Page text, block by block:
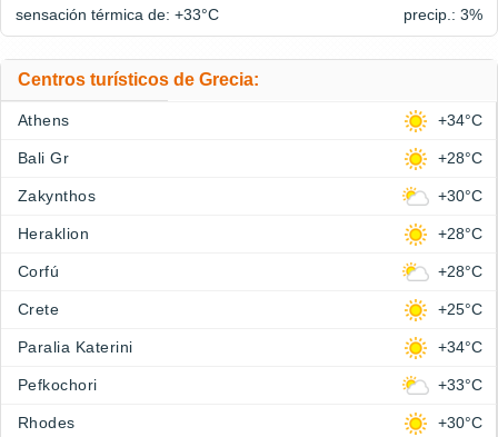
sensación térmica de: +33°C precip.: 3%
Centros turísticos de Grecia:
Athens +34°C
Bali Gr +28°C
Zakynthos +30°C
Heraklion +28°C
Corfú +28°C
Crete +25°C
Paralia Katerini +34°C
Pefkochori +33°C
Rhodes +30°C